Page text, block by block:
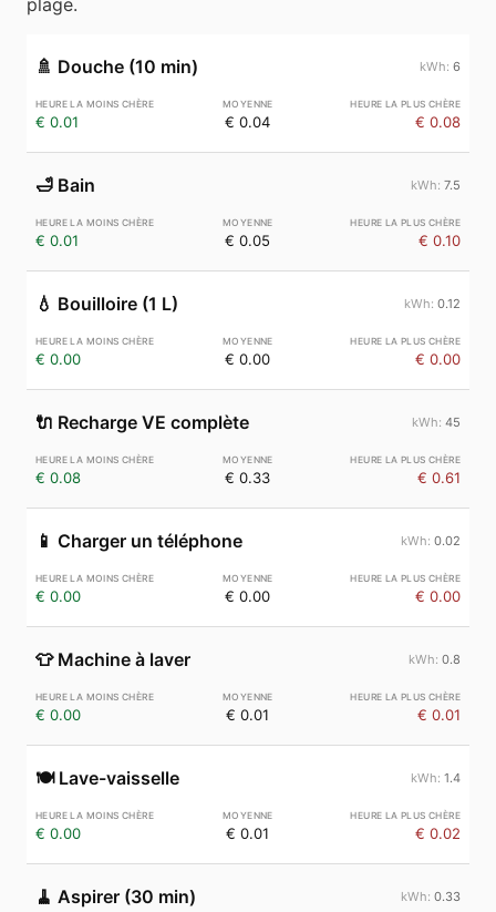
plage.
🚿 Douche (10 min) 6
€ 0.01 € 0.04 € 0.08
🛁 Bain 7.5
€ 0.01 € 0.05 € 0.10
💧 Bouilloire (1 L) 0.12
€ 0.00 € 0.00 € 0.00
🔌 Recharge VE complète 45
€ 0.08 € 0.33 € 0.61
📱 Charger un téléphone 0.02
€ 0.00 € 0.00 € 0.00
👕 Machine à laver 0.8
€ 0.00 € 0.01 € 0.01
🍽️ Lave-vaisselle 1.4
€ 0.00 € 0.01 € 0.02
🧹 Aspirer (30 min) 0.33